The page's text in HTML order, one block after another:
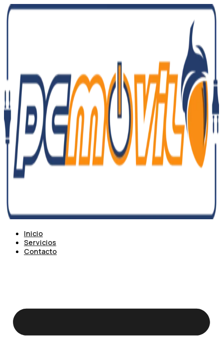
Ir
al
Inicio
Servicios
Contacto